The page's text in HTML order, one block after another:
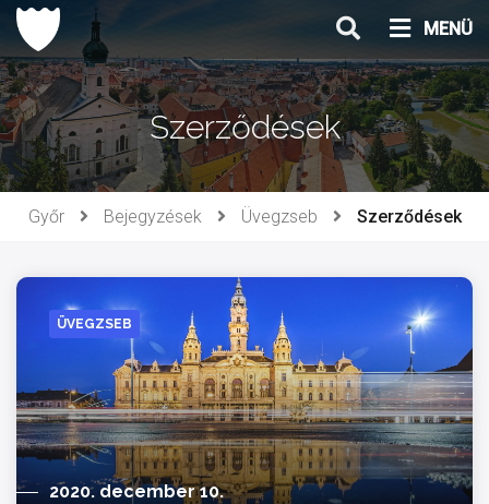
Ugrás
tartalomhoz
MENÜ
Szerződések
Győr Bejegyzések Üvegzseb Szerződések
ÜVEGZSEB
2020. december 10.